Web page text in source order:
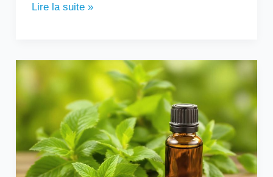
Lire la suite »
Peut-
boire
l’huile
essentielle
de